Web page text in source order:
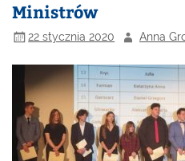
Ministrów
22 stycznia 2020 Anna